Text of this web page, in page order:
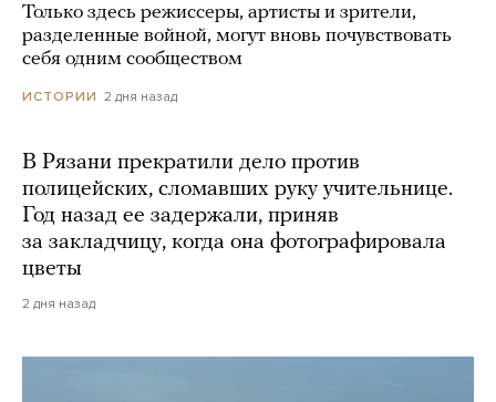
Только здесь режиссеры, артисты и зрители,
разделенные войной, могут вновь почувствовать
себя одним сообществом
ИСТОРИИ 2 дня назад
В Рязани прекратили дело против
полицейских, сломавших руку учительнице.
Год назад ее задержали, приняв
за закладчицу, когда она фотографировала
цветы
2 дня назад